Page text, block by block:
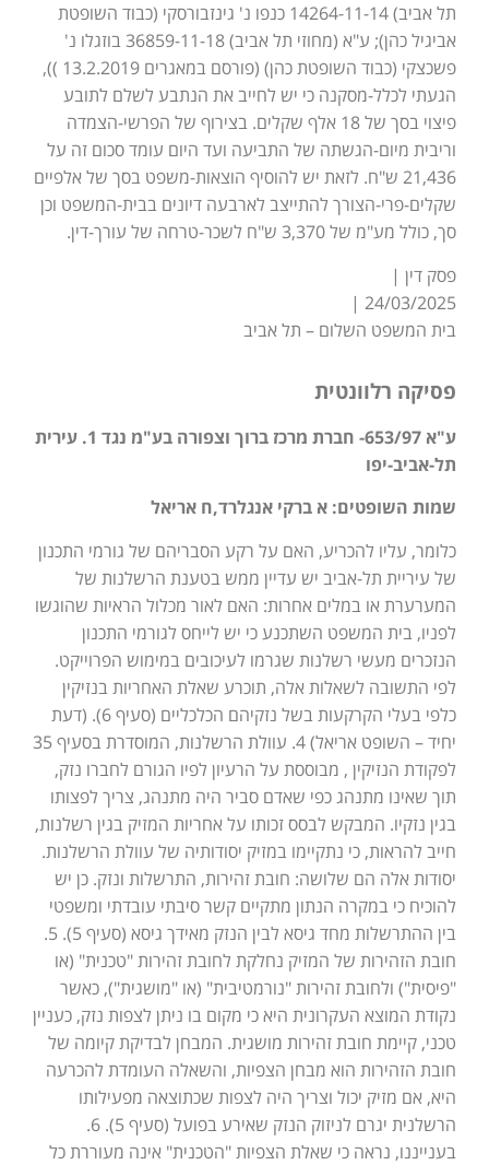
תל אביב) 14264-11-14 כנפו נ' גינזבורסקי (כבוד השופטת
אביגיל כהן); ע"א (מחוזי תל אביב) 36859-11-18 בוזגלו נ'
פשכצקי (כבוד השופטת כהן) (פורסם במאגרים 13.2.2019 )),
הגעתי לכלל-מסקנה כי יש לחייב את הנתבע לשלם לתובע
פיצוי בסך של 18 אלף שקלים. בצירוף של הפרשי-הצמדה
וריבית מיום-הגשתה של התביעה ועד היום עומד סכום זה על
21,436 ש"ח. לזאת יש להוסיף הוצאות-משפט בסך של אלפיים
שקלים-פרי-הצורך להתייצב לארבעה דיונים בבית-המשפט וכן
סך, כולל מע"מ של 3,370 ש"ח לשכר-טרחה של עורך-דין.
פסק דין |
24/03/2025 |
בית המשפט השלום – תל אביב
פסיקה רלוונטית
ע"א 653/97- חברת מרכז ברוך וצפורה בע"מ נגד 1. עירית
תל-אביב-יפו
שמות השופטים: א ברקי אנגלרד,ח אריאל
כלומר, עליו להכריע, האם על רקע הסבריהם של גורמי התכנון
של עיריית תל-אביב יש עדיין ממש בטענת הרשלנות של
המערערת או במלים אחרות: האם לאור מכלול הראיות שהוגשו
לפניו, בית המשפט השתכנע כי יש לייחס לגורמי התכנון
הנזכרים מעשי רשלנות שגרמו לעיכובים במימוש הפרוייקט.
לפי התשובה לשאלות אלה, תוכרע שאלת האחריות בנזיקין
כלפי בעלי הקרקעות בשל נזקיהם הכלכליים (סעיף 6). (דעת
יחיד – השופט אריאל) 4. עוולת הרשלנות, המוסדרת בסעיף 35
לפקודת הנזיקין , מבוססת על הרעיון לפיו הגורם לחברו נזק,
תוך שאינו מתנהג כפי שאדם סביר היה מתנהג, צריך לפצותו
בגין נזקיו. המבקש לבסס זכותו על אחריות המזיק בגין רשלנות,
חייב להראות, כי נתקיימו במזיק יסודותיה של עוולת הרשלנות.
יסודות אלה הם שלושה: חובת זהירות, התרשלות ונזק. כן יש
להוכיח כי במקרה הנתון מתקיים קשר סיבתי עובדתי ומשפטי
בין ההתרשלות מחד גיסא לבין הנזק מאידך גיסא (סעיף 5). 5.
חובת הזהירות של המזיק נחלקת לחובת זהירות "טכנית" (או
"פיסית") ולחובת זהירות "נורמטיבית" (או "מושגית"), כאשר
נקודת המוצא העקרונית היא כי מקום בו ניתן לצפות נזק, כעניין
טכני, קיימת חובת זהירות מושגית. המבחן לבדיקת קיומה של
חובת הזהירות הוא מבחן הצפיות, והשאלה העומדת להכרעה
היא, אם מזיק יכול וצריך היה לצפות שכתוצאה מפעילותו
הרשלנית יגרם לניזוק הנזק שאירע בפועל (סעיף 5). 6.
בענייננו, נראה כי שאלת הצפיות "הטכנית" אינה מעוררת כל